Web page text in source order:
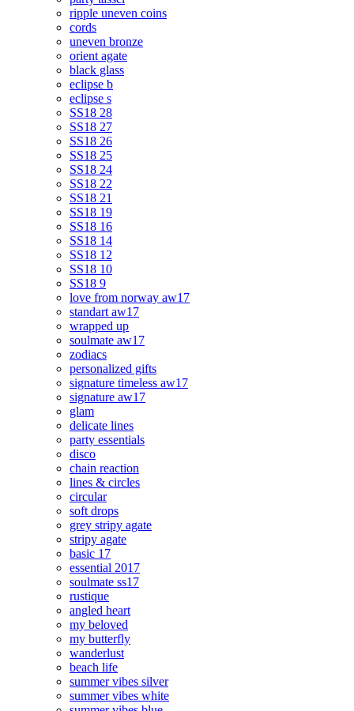
ripple uneven coins
cords
uneven bronze
orient agate
black glass
eclipse b
eclipse s
SS18 28
SS18 27
SS18 26
SS18 25
SS18 24
SS18 22
SS18 21
SS18 19
SS18 16
SS18 14
SS18 12
SS18 10
SS18 9
love from norway aw17
standart aw17
wrapped up
soulmate aw17
zodiacs
personalized gifts
signature timeless aw17
signature aw17
glam
delicate lines
party essentials
disco
chain reaction
lines & circles
circular
soft drops
grey stripy agate
stripy agate
basic 17
essential 2017
soulmate ss17
rustique
angled heart
my beloved
my butterfly
wanderlust
beach life
summer vibes silver
summer vibes white